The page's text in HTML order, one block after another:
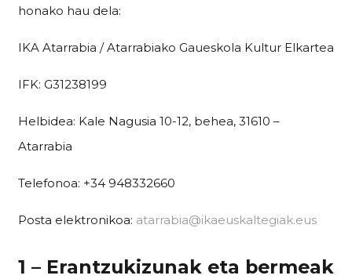
honako hau dela:
IKA Atarrabia / Atarrabiako Gaueskola Kultur Elkartea
IFK: G31238199
Helbidea: Kale Nagusia 10-12, behea, 31610 –
Atarrabia
Telefonoa: +34 948332660
Posta elektronikoa: atarrabia@ikaeuskaltegiak.eus
1 – Erantzukizunak eta bermeak